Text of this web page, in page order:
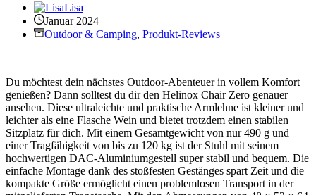
Lisa
Januar 2024
Outdoor & Camping, Produkt-Reviews
Du möchtest dein nächstes Outdoor-Abenteuer in vollem Komfort
genießen? Dann solltest du dir den Helinox Chair Zero genauer
ansehen. Diese ultraleichte und praktische Armlehne ist kleiner und
leichter als eine Flasche Wein und bietet trotzdem einen stabilen
Sitzplatz für dich. Mit einem Gesamtgewicht von nur 490 g und
einer Tragfähigkeit von bis zu 120 kg ist der Stuhl mit seinem
hochwertigen DAC-Aluminiumgestell super stabil und bequem. Die
einfache Montage dank des stoßfesten Gestänges spart Zeit und die
kompakte Größe ermöglicht einen problemlosen Transport in der